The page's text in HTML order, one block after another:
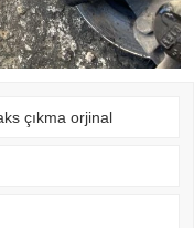
çıkma orjinal